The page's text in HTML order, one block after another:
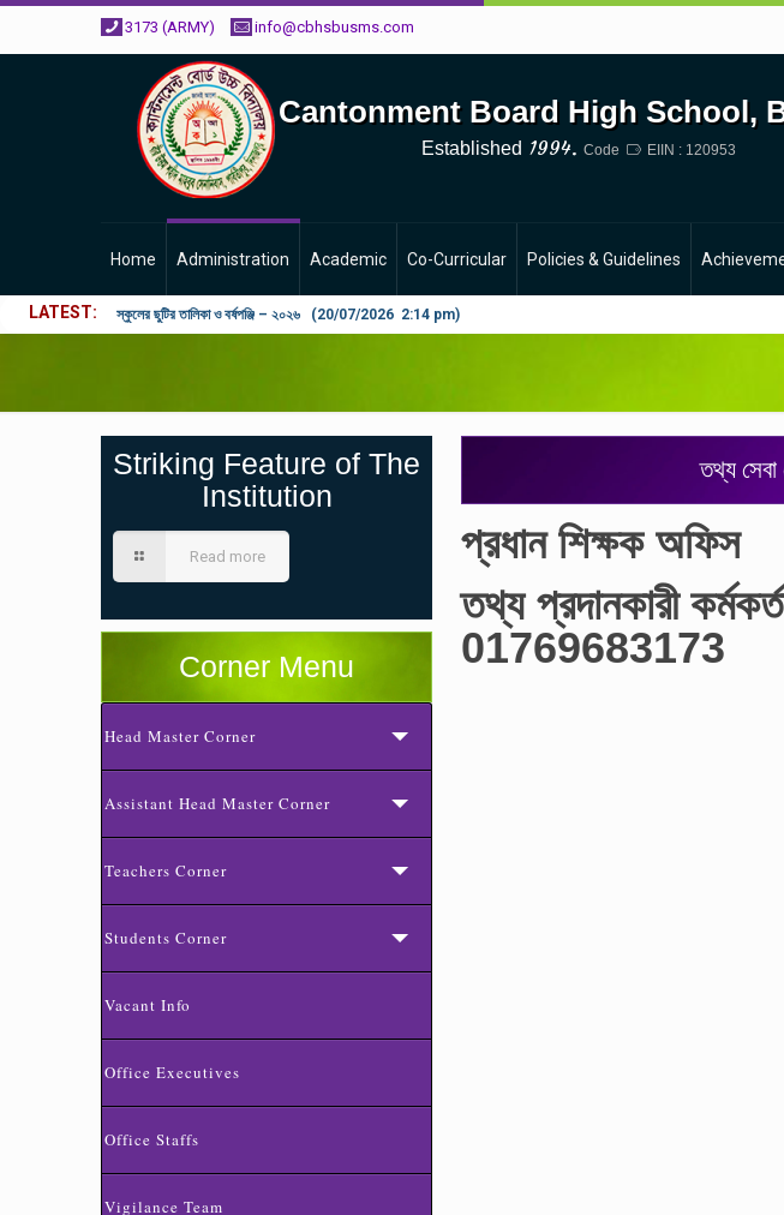
3173 (ARMY) info@cbhsbusms.com
Cantonment Board High School,
Established 1994.Code EIIN : 120953
Home Administration Academic Co-Curricular Policies & Guidelines
LATEST স্কুলের ছুটির তালিকা ও বর্ষপঞ্জি – ২০২৬ (20/07/2026 2:14 pm)
Striking Feature of The
Institution
Read more
Corner Menu
Head Master Corner
Assistant Head Master Corner
Teachers Corner
Students Corner
Vacant Info
Office Executives
Office Staffs
Vigilance Team
তথ্য সেবা
প্রধান শিক্ষক অফিস
তথ্য প্রদানকারী
01769683173